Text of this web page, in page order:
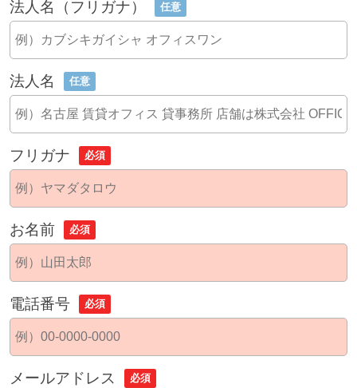
法人名（フリガナ） 任意
法人名 任意
フリガナ 必須
お名前 必須
電話番号 必須
メールアドレス 必須